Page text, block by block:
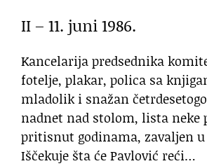
II – 11. juni 1986.
Kancelarija predsednika
fotelje, plakar, polica sa
mladolik i snažan
nadnet nad stolom, lista neke
pritisnut godinama, zavaljen
Iščekuje šta će Pavlović reći…